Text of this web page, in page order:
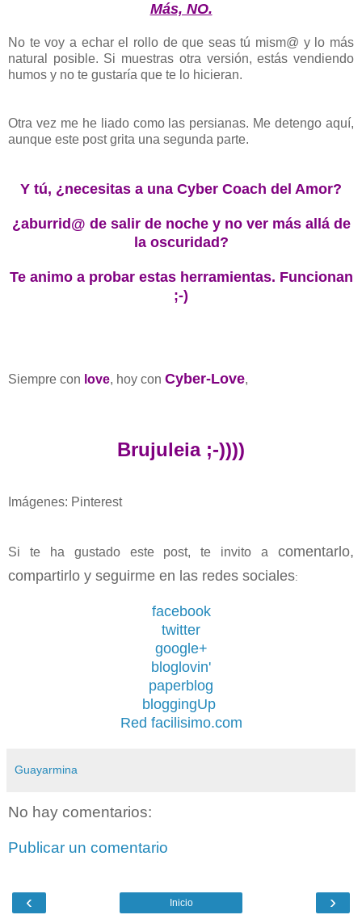
Más, NO.
No te voy a echar el rollo de que seas tú mism@ y lo más
natural posible. Si muestras otra versión, estás vendiendo
humos y no te gustaría que te lo hicieran.
Otra vez me he liado como las persianas. Me detengo aquí,
aunque este post grita una segunda parte.
Y tú, ¿necesitas a una Cyber Coach del Amor?
¿aburrid@ de salir de noche y no ver más allá de
la oscuridad?
Te animo a probar estas herramientas. Funcionan
;-)
Siempre con love, hoy con Cyber-Love,
Brujuleia ;-))))
Imágenes: Pinterest
Si te ha gustado este post, te invito a comentarlo,
compartirlo y seguirme en las redes sociales:
facebook
twitter
google+
bloglovin'
paperblog
bloggingUp
Red facilisimo.com
Guayarmina
No hay comentarios:
Publicar un comentario
‹ ›
Inicio